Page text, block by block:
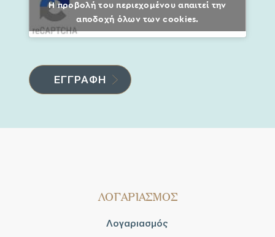
Η προβολή του περιεχομένου απαιτεί την
αποδοχή όλων των cookies.
ΛΟΓΑΡΙΑΣΜΟΣ
Λογαριασμός